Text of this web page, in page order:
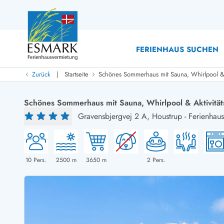
FERIENHAUS SUCHEN
Last Minute
Last Minute
Neu bei uns!
Neue Ferienhäuser bei ESMARKFerienhäuser mit Pool
Neurenovierte Ferienhäuser
Ferienhäuser mit Endreinigung inklusive
Ferienhäuser dicht am Strand
Ferienhäuser neu gebaut
Luxus
Zurück | Startseite Schönes Sommerhaus mit Sauna, Whirlpool
Schönes Sommerhaus mit Sauna, Whirlpool &
Gravensbjergvej 2 A, Houstrup -
10 Pers. 2500m 3650m 2Pers.